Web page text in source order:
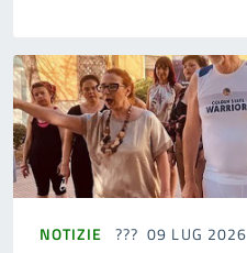
NOTIZIE 09 LUG 2026